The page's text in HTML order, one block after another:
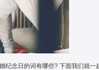
念日的词有哪些? 下面我们就